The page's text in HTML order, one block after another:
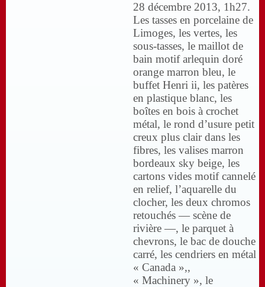
28 décembre 2013, 1h27.
Les tasses en porcelaine de
Limoges, les vertes, les
sous-tasses, le maillot de
bain motif arlequin doré
orange marron bleu, le
buffet Henri ii, les patères
en plastique blanc, les
boîtes en bois à crochet
métal, le rond d’usure petit
creux plus clair dans les
fibres, les valises marron
bordeaux sky beige, les
cartons vides motif cannelé
en relief, l’aquarelle du
clocher, les deux chromos
retouchés — scène de
rivière —, le parquet à
chevrons, le bac de douche
carré, les cendriers en métal
« Canada »,,
« Machinery », le